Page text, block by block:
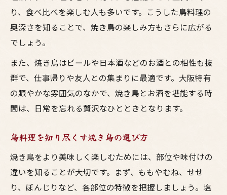
り、食べ比べを楽しむ人も多いです。こうした鳥料理の
奥深さを知ることで、焼き鳥の楽しみ方もさらに広がる
でしょう。
また、焼き鳥はビールや日本酒などのお酒との相性も抜
群で、仕事帰りや友人との集まりに最適です。大阪特有
の賑やかな雰囲気のなかで、焼き鳥とお酒を堪能する時
間は、日常を忘れる贅沢なひとときとなります。
鳥料理を知り尽くす焼き鳥の選び方
焼き鳥をより美味しく楽しむためには、部位や味付けの
違いを知ることが大切です。まず、ももやむね、せせ
り、ぼんじりなど、各部位の特徴を把握しましょう。塩